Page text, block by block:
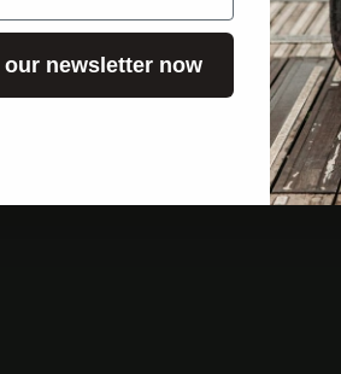
newsletter now